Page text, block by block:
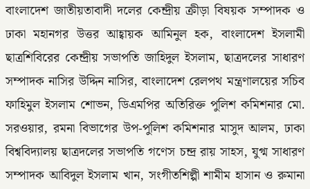
বাংলাদেশ জাতীয়তাবাদী দলের কেন্দ্রীয় ক্রীড়া বিষয়ক সম্পাদক ও
ঢাকা মহানগর উত্তর আহ্বায়ক আমিনুল হক, বাংলাদেশ ইসলামী
ছাত্রশিবিরের কেন্দ্রীয় সভাপতি জাহিদুল ইসলাম, ছাত্রদলের সাধারণ
সম্পাদক নাসির উদ্দিন নাসির, বাংলাদেশ রেলপথ মন্ত্রণালয়ের সচিব
ফাহিমুল ইসলাম শোভন, ডিএমপির অতিরিক্ত পুলিশ কমিশনার মো.
সরওয়ার, রমনা বিভাগের উপ-পুলিশ কমিশনার মাসুদ আলম, ঢাকা
বিশ্ববিদ্যালয় ছাত্রদলের সভাপতি গণেস চন্দ্র রায় সাহস, যুগ্ম সাধারণ
সম্পাদক আবিদুল ইসলাম খান, সংগীতশিল্পী শামীম হাসান ও রুমানা